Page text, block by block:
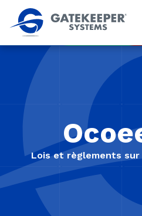
Lois et règlements sur